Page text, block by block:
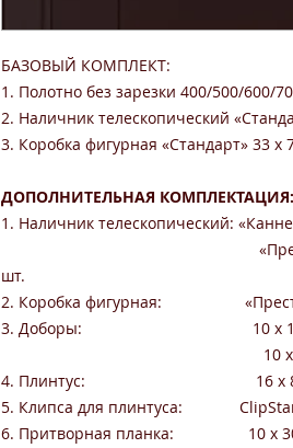
БАЗОВЫЙ КОМПЛЕКТ:
1. Полотно без зарезки 400/500/600/
2. Наличник телескопический
3. Коробка фигурная «Стандарт» 33 х
ДОПОЛНИТЕЛЬНАЯ КОМПЛЕКТАЦИЯ:
1. Наличник телескопический:
«Престиж» 24 x
шт.
2. Коробка фигурная:
3. Доборы: 10 х 100 х
10 х 150 х 2070/
4. Плинтус: 16 x 80 x
5. Клипса для плинтуса:
6. Притворная планка: 10 x 30